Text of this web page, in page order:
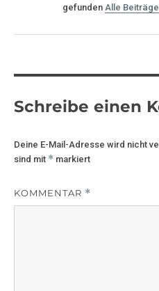
gefundenAlle
Schreibe einen
Deine E-Mail-Adresse wird nicht
sind mit * markiert
KOMMENTAR *